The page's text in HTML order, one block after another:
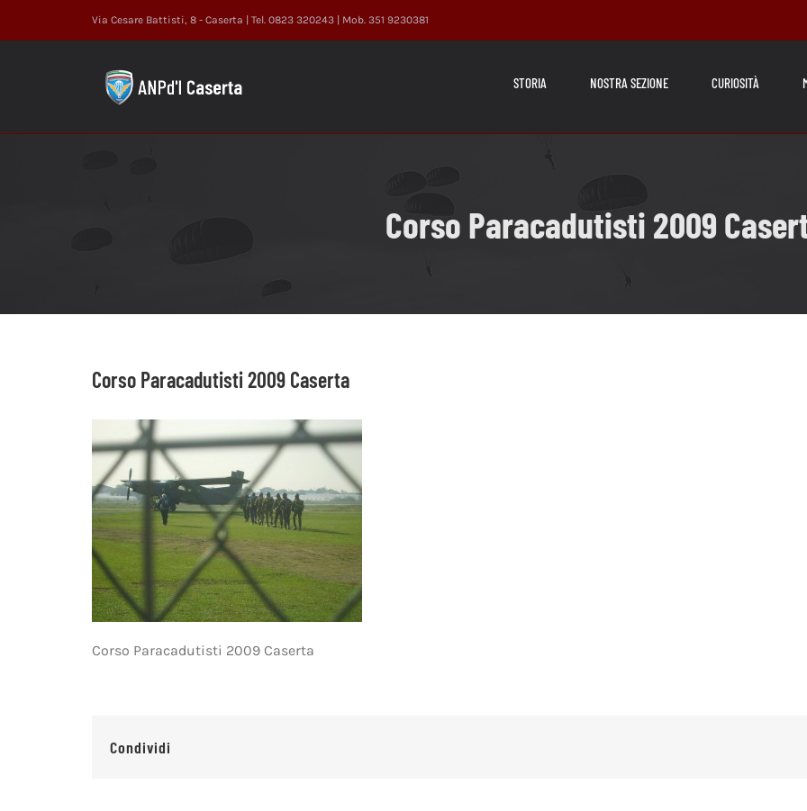
Via Cesare Battisti, 8 - Caserta | Tel. 0823 320243 | Mob. 351 9230381
STORIA NOSTRA SEZIONE CURIOSITÀ
Corso Paracadutisti 2009
Corso Paracadutisti 2009 Caserta
Corso Paracadutisti 2009 Caserta
Condividi